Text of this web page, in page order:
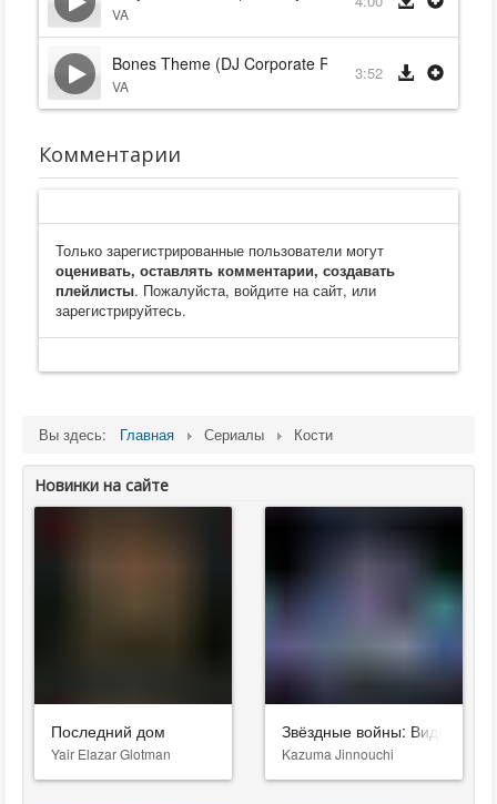
VA
Bones Theme (DJ Corporate Remix) - The Crystal
VA
3:52
Комментарии
Только зарегистрированные пользователи могут
оценивать, оставлять комментарии, создавать
плейлисты. Пожалуйста, войдите на сайт, или
зарегистрируйтесь.
Вы здесь: Главная Сериалы Кости
Новинки на сайте
Последний дом
Yair Elazar Glotman
Звёздные войны: Видения.
Kazuma Jinnouchi